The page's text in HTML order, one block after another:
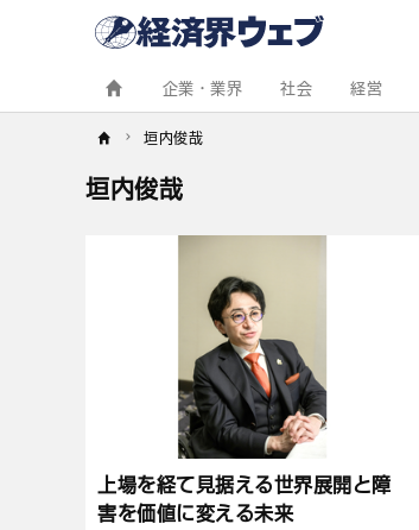
企業・業界 社会 経営
垣内俊哉
垣内俊哉
上場を経て見据える世界展開と障
害を価値に変える未来